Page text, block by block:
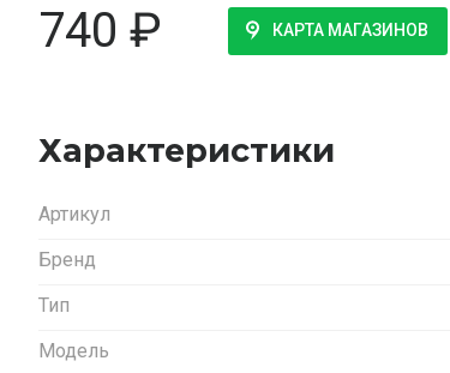
740 ₽ КАРТА МАГАЗИНОВ
Характеристики
Артикул
Бренд
Тип
Модель